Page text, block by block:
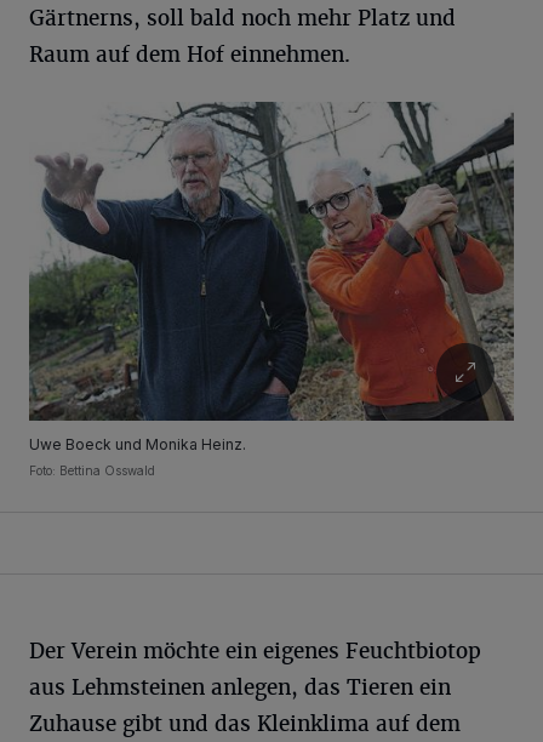
Gärtnerns, soll bald noch mehr Platz und
Raum auf dem Hof einnehmen.
Uwe Boeck und Monika Heinz.
Foto: Bettina Osswald
Der Verein möchte ein eigenes Feuchtbiotop
aus Lehmsteinen anlegen, das Tieren ein
Zuhause gibt und das Kleinklima auf dem